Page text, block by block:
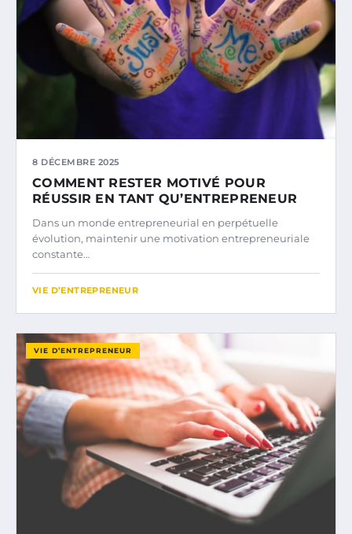
8 DÉCEMBRE 2025
COMMENT RESTER MOTIVÉ POUR
RÉUSSIR EN TANT QU’ENTREPRENEUR
Dans un monde entrepreneurial en perpétuelle
évolution, maintenir une motivation entrepreneuriale
constante…
VIE D’ENTREPRENEUR
VIE D’ENTREPRENEUR